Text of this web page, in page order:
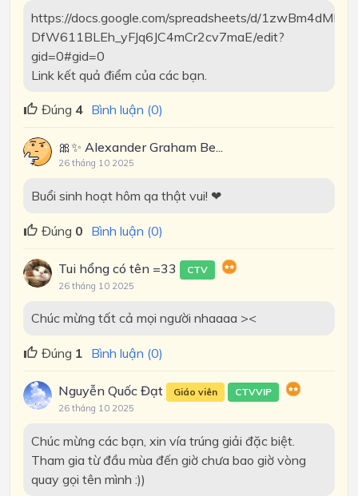
https://docs.google.com/spreadsheets/d/
DfW611BLEh_yFJq6JC4mCr2cv7maE/edit?
gid=0#gid=0
Link kết quả điểm của các bạn.
Đúng 4 Bình luận (0)
🎀✨ Alexander Graham Be...
26 tháng 10 2025
Buổi sinh hoạt hôm qa thật vui! ❤
Đúng 0 Bình luận (0)
Tui hổng có tên =33 CTV
26 tháng 10 2025
Chúc mừng tất cả mọi người nhaaaa ><
Đúng 1 Bình luận (0)
Nguyễn Quốc Đạt Giáo viên CTVVIP
26 tháng 10 2025
Chúc mừng các bạn, xin vía trúng giải đặc biệt.
Tham gia từ đầu mùa đến giờ chưa bao giờ vòng
quay gọi tên mình :))